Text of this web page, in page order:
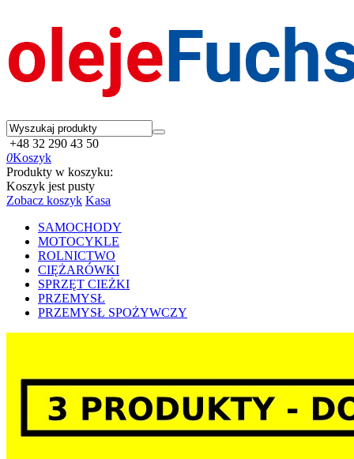
+48 32 290 43 50
0Koszyk
Produkty w koszyku:
Koszyk jest pusty
Zobacz koszyk Kasa
SAMOCHODY
MOTOCYKLE
ROLNICTWO
CIĘŻARÓWKI
SPRZĘT CIEŻKI
PRZEMYSŁ
PRZEMYSŁ SPOŻYWCZY